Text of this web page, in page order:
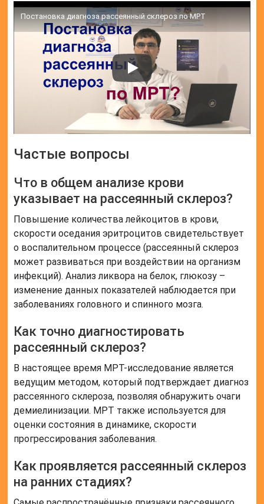
Постановка диагноза рассеянный склероз по МРТ
Частые вопросы
Что в общем анализе крови
указывает на рассеянный склероз?
Повышение количества лейкоцитов в крови,
скорости оседания эритроцитов свидетельствует
о воспалительном процессе (рассеянный склероз
может развиваться при воздействии на организм
инфекций). Анализ ликвора на белок, глюкозу –
изменение данных показателей наблюдается при
заболеваниях головного и спинного мозга.
Как точно диагностировать
рассеянный склероз?
В настоящее время МРТ-исследование является
ведущим методом, который подтверждает диагноз
рассеянного склероза, позволяя обнаружить очаги
демиелинизации. МРТ также используется для
оценки состояния в динамике, скорости
прогрессирования заболевания.
Как проявляется рассеянный склероз
на ранних стадиях?